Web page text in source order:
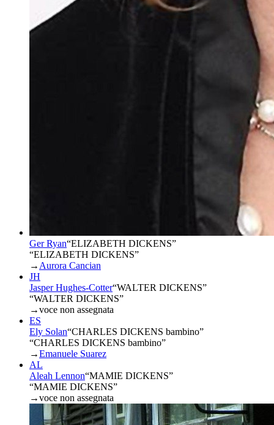
Ger Ryan“ELIZABETH DICKENS”
“ELIZABETH DICKENS”
→ Aurora Cancian
JH
Jasper Hughes-Cotter“WALTER DICKENS”
“WALTER DICKENS”
→voce non assegnata
ES
Ely Solan“CHARLES DICKENS bambino”
“CHARLES DICKENS bambino”
→Emanuele Suarez
AL
Aleah Lennon“MAMIE DICKENS”
“MAMIE DICKENS”
→voce non assegnata